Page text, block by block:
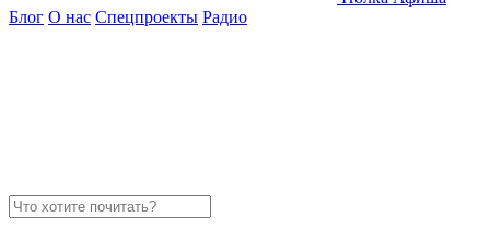
Блог О нас Спецпроекты Радио